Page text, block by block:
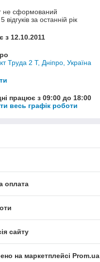
не сформований
за останній рік
з 12.10.2011
Труда 2 Т, Дніпро, Україна
працює з 09:00 до 18:00
весь графік роботи
оплата
сайту
на маркетплейсі Prom.ua